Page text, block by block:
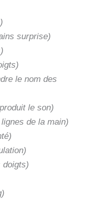
surprise)
le nom des
le son)
de la main)
doigts)